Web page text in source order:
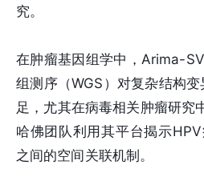
究。
在肿瘤基因组学中，Arima-
组测序（WGS）对复杂结构
足，尤其在病毒相关肿瘤研
哈佛团队利用其平台揭示
之间的空间关联机制。